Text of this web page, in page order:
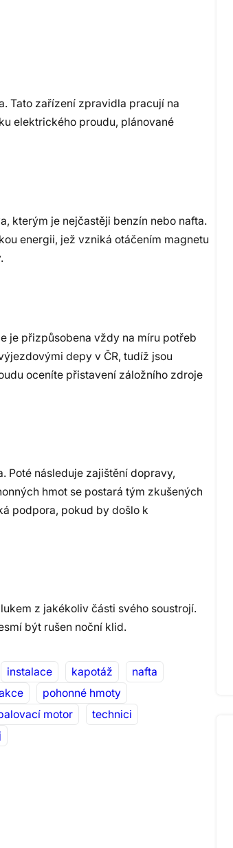
Tato zařízení zpravidla pracují na
elektrického proudu, plánované
kterým je nejčastěji benzín nebo nafta.
energii, jež vzniká otáčením magnetu
je přizpůsobena vždy na míru potřeb
depy v ČR, tudíž jsou
oceníte přistavení záložního zdroje
Poté následuje zajištění dopravy,
hmot se postará tým zkušených
podpora, pokud by došlo k
z jakékoliv části svého soustrojí.
být rušen noční klid.
instalace kapotáž
nafta
pohonné hmoty
motor
technici